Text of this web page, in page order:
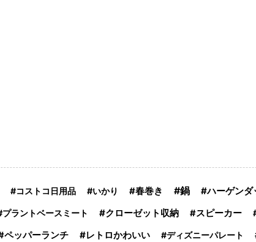
コストコ日用品 いかり 春巻き 鍋 ハーゲンダ
プラントベースミート クローゼット収納 スピーカー
ペッパーランチ レトロかわいい ディズニーパレート